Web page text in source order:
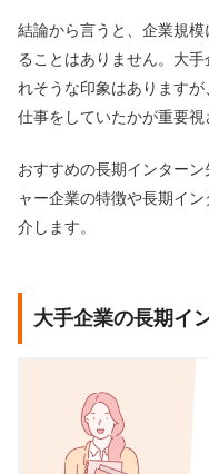
結論から言うと、企業規
ることはありません。大
れそうな印象はあります
仕事をしていたかが重要視
おすすめの長期インター
ャー企業の特徴や長期イ
介します。
大手企業の長期イ